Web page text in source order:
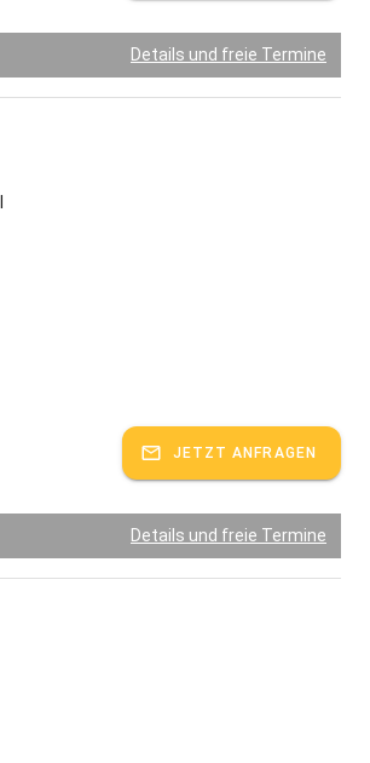
Details und freie Termine
JETZT ANFRAGEN
Details und freie Termine